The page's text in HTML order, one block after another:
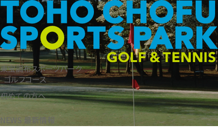
東宝調布スポーツパーク
ゴルフコース
初めての方へ
NEWS 最新情報